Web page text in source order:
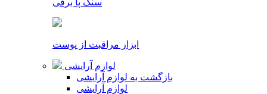
ابزار مراقبت از پوست
لوازم آرایشی
بازگشت به لوازم آرایشی
لوازم آرایشی